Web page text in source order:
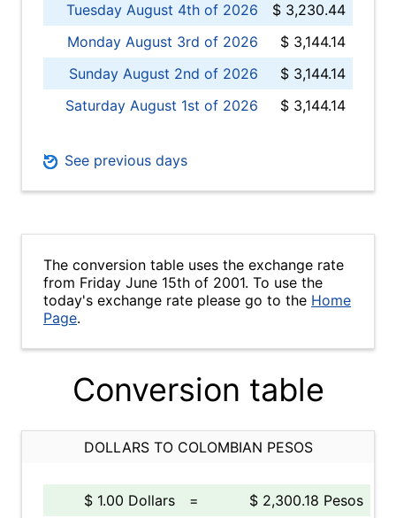
Tuesday August 4th of 2026
$ 3,230.44
Monday August 3rd of 2026
$ 3,144.14
Sunday August 2nd of 2026
$ 3,144.14
Saturday August 1st of 2026
$ 3,144.14
See previous days
The conversion table uses the exchange rate
from Friday June 15th of 2001. To use the
today's exchange rate please go to the Home
Page.
Conversion table
DOLLARS TO COLOMBIAN PESOS
$ 1.00 Dollars =
$ 2,300.18 Pesos